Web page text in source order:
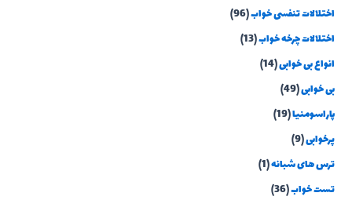
اختلالات تنفسی خواب(96)
اختلالات چرخه خواب(13)
انواع بی خوابی(14)
بی خوابی(49)
پاراسومنیا(19)
پرخوابی(9)
ترس های شبانه(1)
تست خواب(36)